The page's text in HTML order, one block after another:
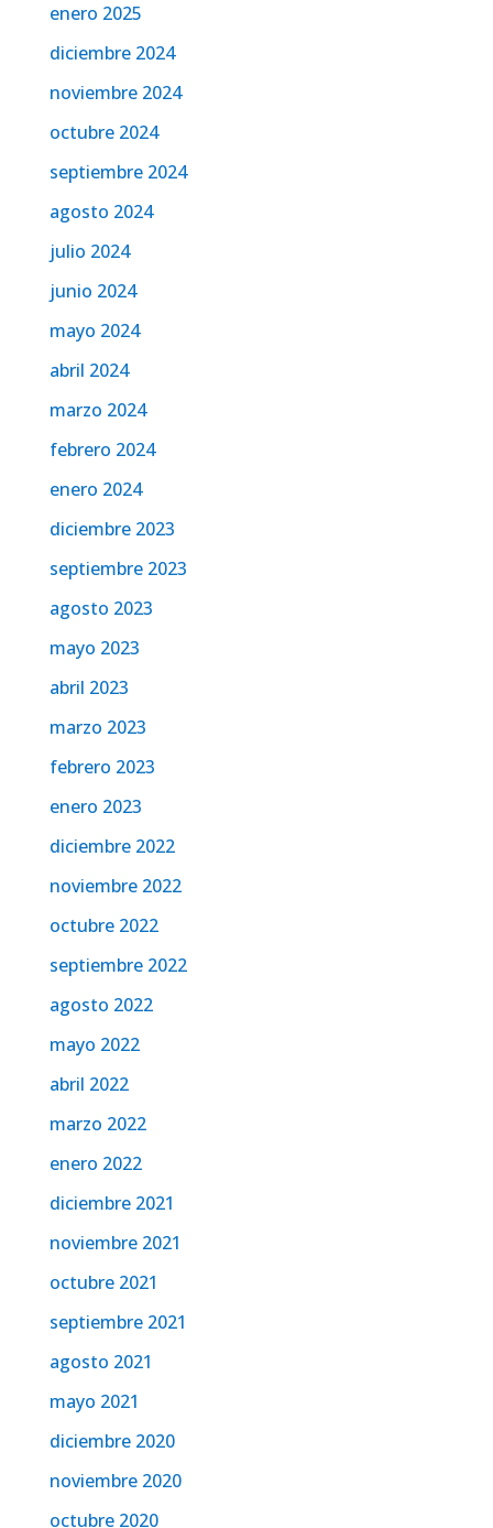
enero 2025
diciembre 2024
noviembre 2024
octubre 2024
septiembre 2024
agosto 2024
julio 2024
junio 2024
mayo 2024
abril 2024
marzo 2024
febrero 2024
enero 2024
diciembre 2023
septiembre 2023
agosto 2023
mayo 2023
abril 2023
marzo 2023
febrero 2023
enero 2023
diciembre 2022
noviembre 2022
octubre 2022
septiembre 2022
agosto 2022
mayo 2022
abril 2022
marzo 2022
enero 2022
diciembre 2021
noviembre 2021
octubre 2021
septiembre 2021
agosto 2021
mayo 2021
diciembre 2020
noviembre 2020
octubre 2020